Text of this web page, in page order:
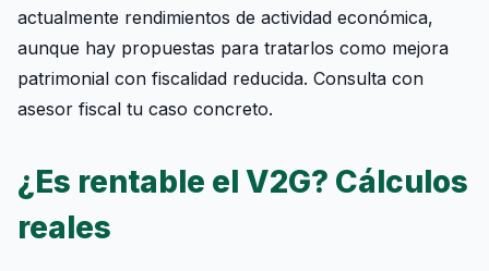
actualmente rendimientos de actividad económica,
aunque hay propuestas para tratarlos como mejora
patrimonial con fiscalidad reducida. Consulta con
asesor fiscal tu caso concreto.
¿Es rentable el V2G? Cálculos
reales